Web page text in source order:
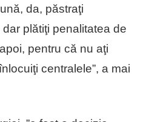
da, păstraţi
plătiţi penalitatea de
pentru că nu aţi
centralele”, a mai